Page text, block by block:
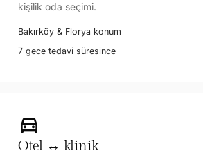
kişilik oda seçimi.
Bakırköy & Florya konum
7 gece tedavi süresince
directions_car
Otel ↔ klinik